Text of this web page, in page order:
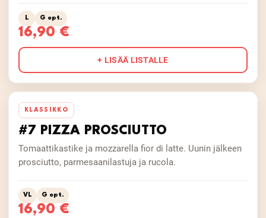
L G opt.
16,90 €
+ LISÄÄ LISTALLE
KLASSIKKO
#7 PIZZA PROSCIUTTO
Tomaattikastike ja mozzarella fior di latte. Uunin jälkeen
prosciutto, parmesaanilastuja ja rucola.
VL G opt.
16,90 €